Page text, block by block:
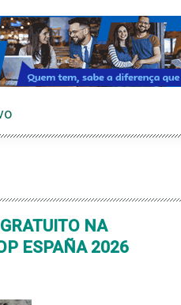
NA
ESPAÑA 2026